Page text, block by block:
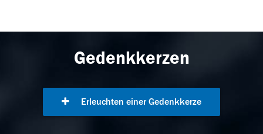
Gedenkkerzen
Erleuchten einer Gedenkkerze